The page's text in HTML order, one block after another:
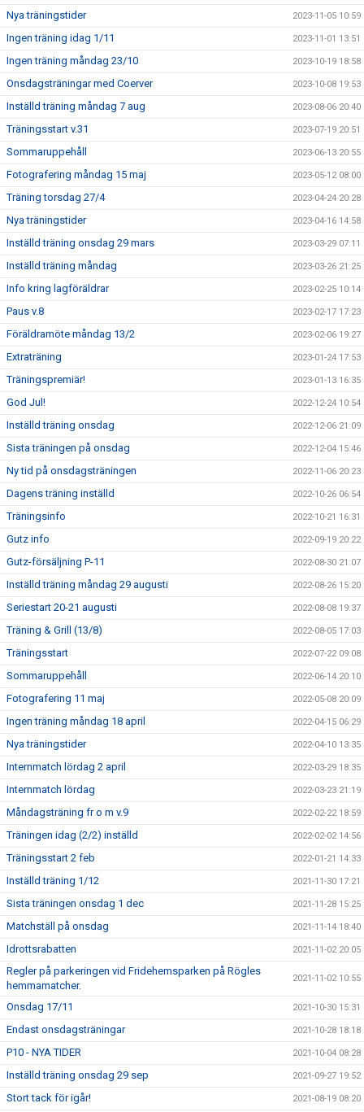
Nya träningstider 2023-11-05 10:59
Ingen träning idag 1/11 2023-11-01 13:51
Ingen träning måndag 23/10 2023-10-19 18:58
Onsdagsträningar med Coerver 2023-10-08 19:53
Inställd träning måndag 7 aug 2023-08-06 20:40
Träningsstart v.31 2023-07-19 20:51
Sommaruppehåll 2023-06-13 20:55
Fotografering måndag 15 maj 2023-05-12 08:00
Träning torsdag 27/4 2023-04-24 20:28
Nya träningstider 2023-04-16 14:58
Inställd träning onsdag 29 mars 2023-03-29 07:11
Inställd träning måndag 2023-03-26 21:25
Info kring lagföräldrar 2023-02-25 10:14
Paus v.8 2023-02-17 17:23
Föräldramöte måndag 13/2 2023-02-06 19:27
Extraträning 2023-01-24 17:53
Träningspremiär! 2023-01-13 16:35
God Jul! 2022-12-24 10:54
Inställd träning onsdag 2022-12-06 21:09
Sista träningen på onsdag 2022-12-04 15:46
Ny tid på onsdagsträningen 2022-11-06 20:23
Dagens träning inställd 2022-10-26 06:54
Träningsinfo 2022-10-21 16:31
Gutz info 2022-09-19 20:22
Gutz-försäljning P-11 2022-08-30 21:07
Inställd träning måndag 29 augusti 2022-08-26 15:20
Seriestart 20-21 augusti 2022-08-08 19:37
Träning & Grill (13/8) 2022-08-05 17:03
Träningsstart 2022-07-22 09:08
Sommaruppehåll 2022-06-14 20:10
Fotografering 11 maj 2022-05-08 20:09
Ingen träning måndag 18 april 2022-04-15 06:29
Nya träningstider 2022-04-10 13:35
Internmatch lördag 2 april 2022-03-29 18:35
Internmatch lördag 2022-03-23 21:19
Måndagsträning fr o m v.9 2022-02-22 18:59
Träningen idag (2/2) inställd 2022-02-02 14:56
Träningsstart 2 feb 2022-01-21 14:33
Inställd träning 1/12 2021-11-30 17:21
Sista träningen onsdag 1 dec 2021-11-28 15:25
Matchställ på onsdag 2021-11-14 18:40
Idrottsrabatten 2021-11-02 20:05
Regler på parkeringen vid Fridehemsparken på Rögles
hemmamatcher.
2021-11-02 10:55
Onsdag 17/11 2021-10-30 15:31
Endast onsdagsträningar 2021-10-28 18:18
P10 - NYA TIDER 2021-10-04 08:28
Inställd träning onsdag 29 sep 2021-09-27 19:52
Stort tack för igår! 2021-08-19 08:20